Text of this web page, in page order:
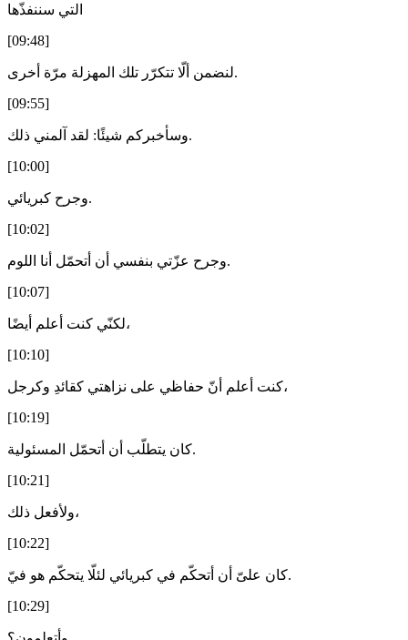
التي سننفذّها
[09:48]
لنضمن ألّا تتكرّر تلك المهزلة مرّة أخرى.
[09:55]
وسأخبركم شيئًا: لقد آلمني ذلك.
[10:00]
وجرح كبريائي.
[10:02]
وجرح عزّتي بنفسي أن أتحمّل أنا اللوم.
[10:07]
لكنّي كنت أعلم أيضًا،
[10:10]
كنت أعلم أنّ حفاظي على نزاهتي كقائدِ وكرجل،
[10:19]
كان يتطلّب أن أتحمّل المسئولية.
[10:21]
ولأفعل ذلك،
[10:22]
كان علىّ أن أتحكّم في كبريائي لئلّا يتحكّم هو فيّ.
[10:29]